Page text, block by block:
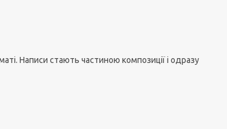
Написи стають частиною композиції і одразу